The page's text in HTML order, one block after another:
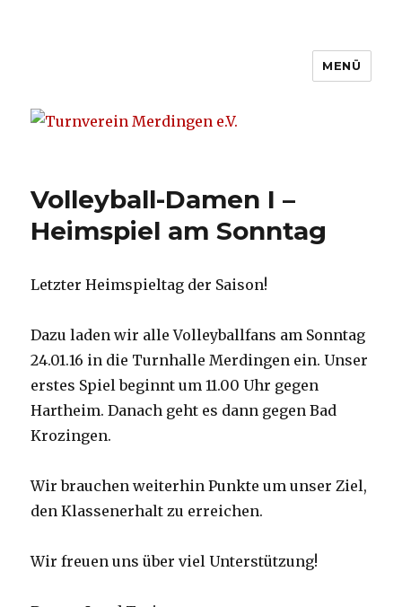
Turnverein Merdingen e.V.
MENÜ
Volleyball-Damen I –
Heimspiel am Sonntag
Letzter Heimspieltag der Saison!
Dazu laden wir alle Volleyballfans am Sonntag
24.01.16 in die Turnhalle Merdingen ein. Unser
erstes Spiel beginnt um 11.00 Uhr gegen
Hartheim. Danach geht es dann gegen Bad
Krozingen.
Wir brauchen weiterhin Punkte um unser Ziel,
den Klassenerhalt zu erreichen.
Wir freuen uns über viel Unterstützung!